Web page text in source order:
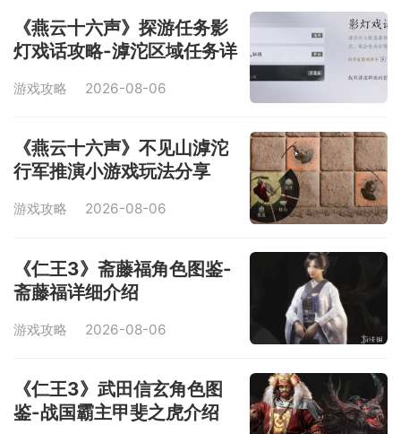
《燕云十六声》探游任务影
灯戏话攻略-滹沱区域任务详
游戏攻略 2026-08-06
《燕云十六声》不见山滹沱
行军推演小游戏玩法分享
游戏攻略 2026-08-06
《仁王3》斋藤福角色图鉴-
斋藤福详细介绍
游戏攻略 2026-08-06
《仁王3》武田信玄角色图
鉴-战国霸主甲斐之虎介绍